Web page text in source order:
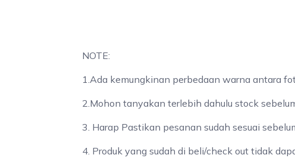
NOTE:
1.Ada kemungkinan perbedaan warna antara
2.Mohon tanyakan terlebih dahulu stock
3. Harap Pastikan pesanan sudah sesuai
4. Produk yang sudah di beli/check out tidak